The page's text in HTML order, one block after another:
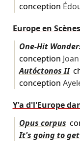
conception
Europe en Scènes
One-Hit
conception
Autóctonos II
conception
Y'a d'l'Europe
Opus corpus
It's going to get